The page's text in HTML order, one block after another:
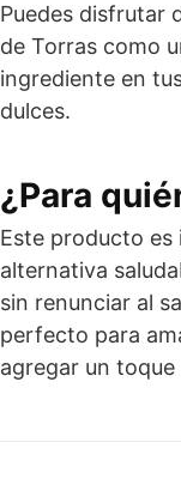
Puedes disfrutar
de Torras como
ingrediente en
dulces.
¿Para
Este producto es
alternativa
sin renunciar al
perfecto para
agregar un toque